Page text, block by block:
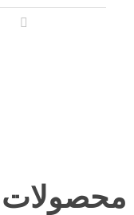
محصولات